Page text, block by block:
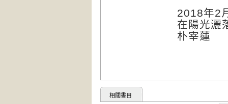
2018年2
在陽光灑
朴宰蓮
相關書目